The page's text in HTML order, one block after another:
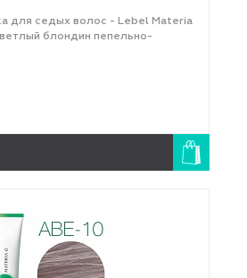
для седых волос - Lebel Materia
блондин пепельно-